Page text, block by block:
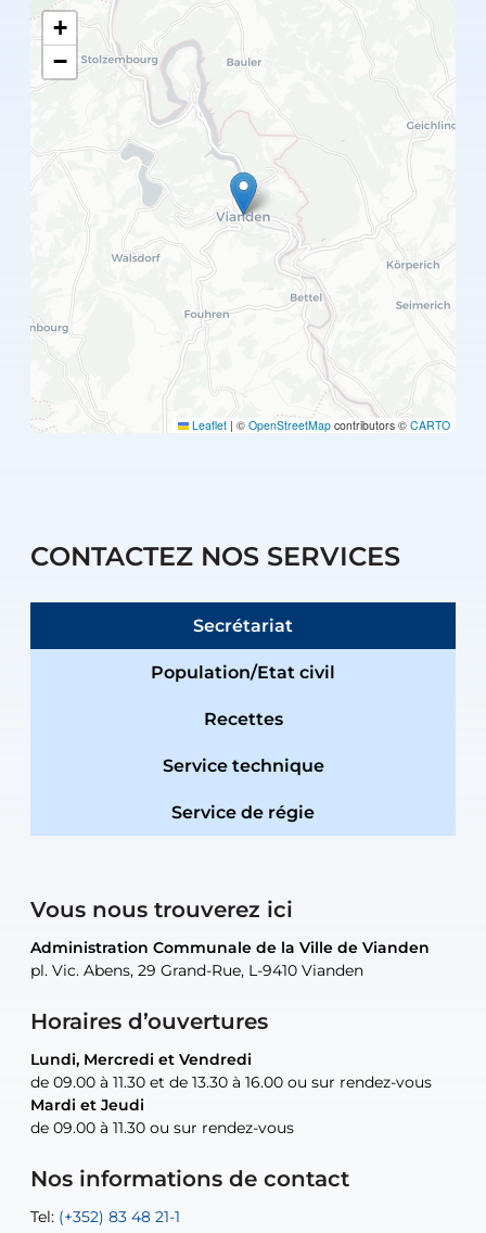
+
−
Leaflet | © OpenStreetMap contributors © CARTO
CONTACTEZ NOS SERVICES
Secrétariat
Population/Etat civil
Recettes
Service technique
Service de régie
Vous nous trouverez ici
Administration Communale de la Ville de Vianden
pl. Vic. Abens, 29 Grand-Rue, L-9410 Vianden
Horaires d’ouvertures
Lundi, Mercredi et Vendredi
de 09.00 à 11.30 et de 13.30 à 16.00 ou sur rendez-vous
Mardi et Jeudi
de 09.00 à 11.30 ou sur rendez-vous
Nos informations de contact
Tel: (+352) 83 48 21-1
Administration Communale de la Ville de Vianden
pl. Vic. Abens, 29 Grand-Rue, L-9410 Vianden
Lundi, Mercredi et Vendredi
de 09.00 à 11.30 et de 13.30 à 16.00 ou sur rendez-vous
Mardi et Jeudi
de 09.00 à 11.30 ou sur rendez-vous
Tel: (+352) 83 48 21-20
Administration Communale de la Ville de Vianden
pl. Vic. Abens, 29 Grand-Rue, L-9410 Vianden
uniquement sur rendez-vous
Mail:recette@vianden.lu
Administration Communale de la Ville de Vianden
pl. Vic. Abens, 29 Grand-Rue, L-9410 Vianden
uniquement sur rendez-vous
Tel:(+352) 83 48 21-31
Atelier Communal de la Ville de Vianden
30, rue Neugarten, L-9422 Vianden
uniquement sur rendez-vous
Tel:Permanence (Fuite d’eau) : 83 48 21 61